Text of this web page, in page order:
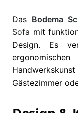
Das Bodema
Sofa mit
Design. Es
Gästezimmer